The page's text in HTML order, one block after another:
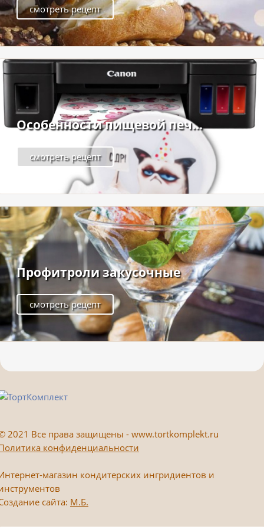
смотреть рецепт
Особенности пищевой печ...
смотреть рецепт
Профитроли закусочные
смотреть рецепт
2021 Все права защищены - www.tortkomplekt.ru
конфиденциальности
магазин кондитерских ингридиентов и
сайта: М.Б.